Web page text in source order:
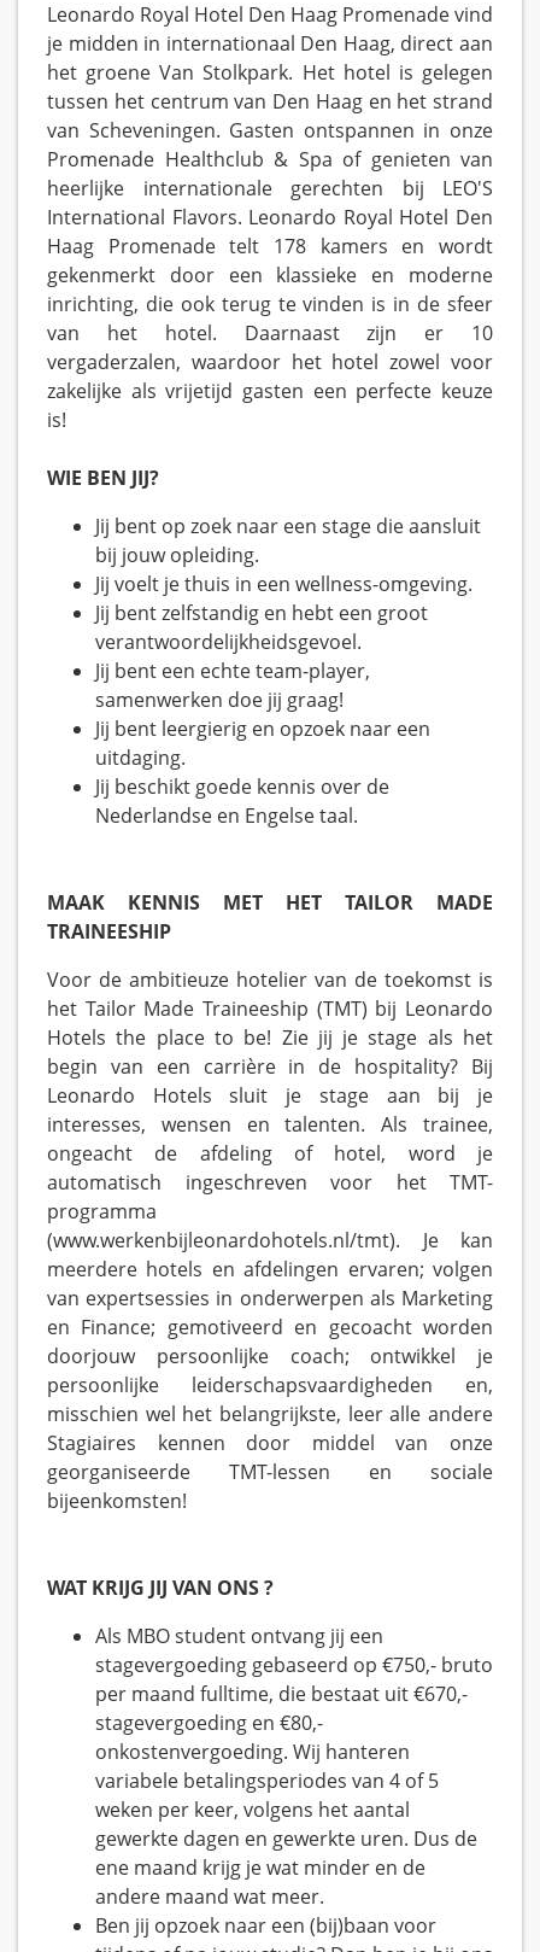
Leonardo Royal Hotel Den Haag Promenade vind
je midden in internationaal Den Haag, direct aan
het groene Van Stolkpark. Het hotel is gelegen
tussen het centrum van Den Haag en het strand
van Scheveningen. Gasten ontspannen in onze
Promenade Healthclub & Spa of genieten van
heerlijke internationale gerechten bij LEO'S
International Flavors. Leonardo Royal Hotel Den
Haag Promenade telt 178 kamers en wordt
gekenmerkt door een klassieke en moderne
inrichting, die ook terug te vinden is in de sfeer
van het hotel. Daarnaast zijn er 10
vergaderzalen, waardoor het hotel zowel voor
zakelijke als vrijetijd gasten een perfecte keuze
is!
WIE BEN JIJ?
Jij bent op zoek naar een stage die aansluit
bij jouw opleiding.
Jij voelt je thuis in een wellness-omgeving.
Jij bent zelfstandig en hebt een groot
verantwoordelijkheidsgevoel.
Jij bent een echte team-player,
samenwerken doe jij graag!
Jij bent leergierig en opzoek naar een
uitdaging.
Jij beschikt goede kennis over de
Nederlandse en Engelse taal.
MAAK KENNIS MET HET TAILOR MADE
TRAINEESHIP
Voor de ambitieuze hotelier van de toekomst is
het Tailor Made Traineeship (TMT) bij Leonardo
Hotels the place to be! Zie jij je stage als het
begin van een carrière in de hospitality? Bij
Leonardo Hotels sluit je stage aan bij je
interesses, wensen en talenten. Als trainee,
ongeacht de afdeling of hotel, word je
automatisch ingeschreven voor het TMT-
programma
(www.werkenbijleonardohotels.nl/tmt). Je kan
meerdere hotels en afdelingen ervaren; volgen
van expertsessies in onderwerpen als Marketing
en Finance; gemotiveerd en gecoacht worden
doorjouw persoonlijke coach; ontwikkel je
persoonlijke leiderschapsvaardigheden en,
misschien wel het belangrijkste, leer alle andere
Stagiaires kennen door middel van onze
georganiseerde TMT-lessen en sociale
bijeenkomsten!
WAT KRIJG JIJ VAN ONS ?
Als MBO student ontvang jij een
stagevergoeding gebaseerd op €750,- bruto
per maand fulltime, die bestaat uit €670,-
stagevergoeding en €80,-
onkostenvergoeding. Wij hanteren
variabele betalingsperiodes van 4 of 5
weken per keer, volgens het aantal
gewerkte dagen en gewerkte uren. Dus de
ene maand krijg je wat minder en de
andere maand wat meer.
Ben jij opzoek naar een (bij)baan voor